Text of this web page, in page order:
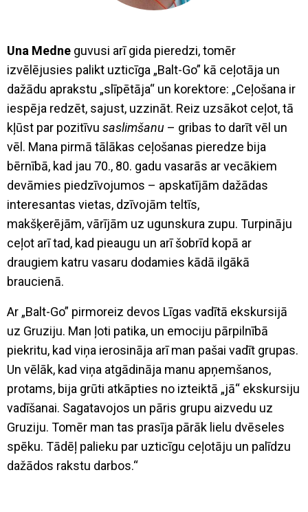
Una Medne guvusi arī gida pieredzi, tomēr
izvēlējusies palikt uzticīga „Balt-Go” kā ceļotāja un
dažādu aprakstu „slīpētāja“ un korektore: „Ceļošana ir
iespēja redzēt, sajust, uzzināt. Reiz uzsākot ceļot, tā
kļūst par pozitīvu saslimšanu – gribas to darīt vēl un
vēl. Mana pirmā tālākas ceļošanas pieredze bija
bērnībā, kad jau 70., 80. gadu vasarās ar vecākiem
devāmies piedzīvojumos – apskatījām dažādas
interesantas vietas, dzīvojām teltīs,
makšķerējām, vārījām uz ugunskura zupu. Turpināju
ceļot arī tad, kad pieaugu un arī šobrīd kopā ar
draugiem katru vasaru dodamies kādā ilgākā
braucienā.
Ar „Balt-Go” pirmoreiz devos Līgas vadītā ekskursijā
uz Gruziju. Man ļoti patika, un emociju pārpilnībā
piekritu, kad viņa ierosināja arī man pašai vadīt grupas.
Un vēlāk, kad viņa atgādināja manu apņemšanos,
protams, bija grūti atkāpties no izteiktā „jā“ ekskursiju
vadīšanai. Sagatavojos un pāris grupu aizvedu uz
Gruziju. Tomēr man tas prasīja pārāk lielu dvēseles
spēku. Tādēļ palieku par uzticīgu ceļotāju un palīdzu
dažādos rakstu darbos.“